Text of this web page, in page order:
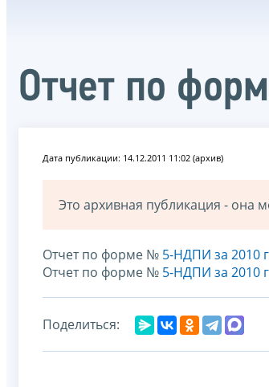
Отчет по
Дата публикации: 14.12.2011 11:02 (архив)
Это архивная публикация - она
Отчет по форме № 5-НДПИ за 2010
Отчет по форме № 5-НДПИ за 2010
Поделиться: